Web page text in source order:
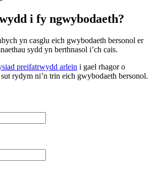
i fy ngwybodaeth?
yn casglu eich gwybodaeth bersonol er
sydd yn berthnasol i’ch cais.
preifatrwydd arlein i gael rhagor o
rydym ni’n trin eich gwybodaeth bersonol.